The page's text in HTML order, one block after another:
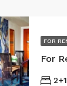
FOR
For
2+1